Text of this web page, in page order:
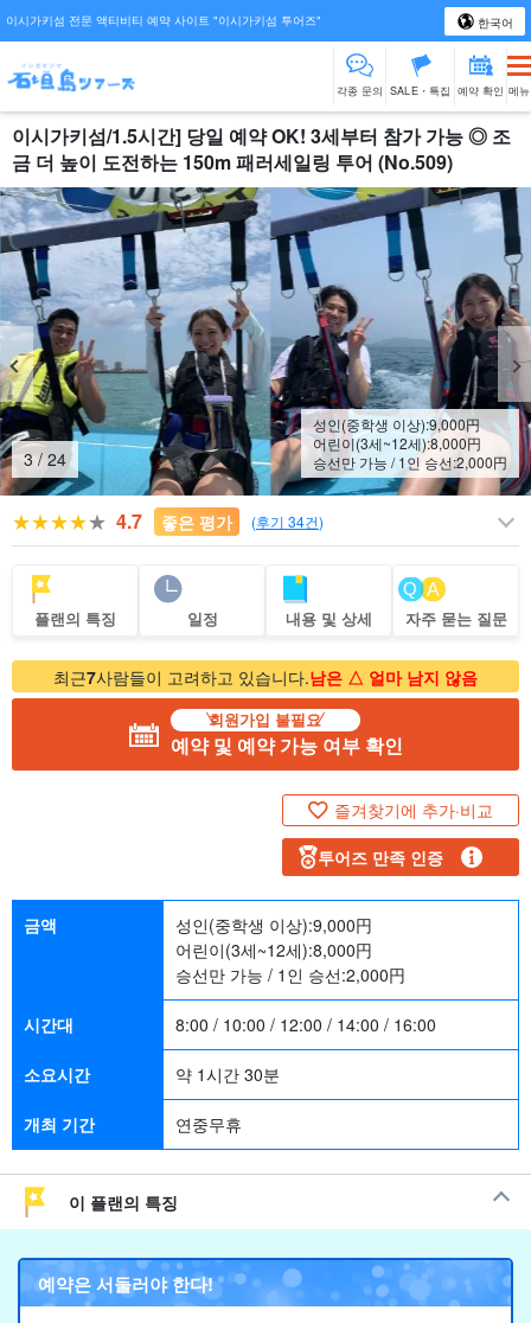
이시가키섬 전문 액티비티 예약 사이트 "이시가키섬 투어즈" 한국어
각종 문의 SALE・특집 예약 확인 메뉴
이시가키섬/1.5시간] 당일 예약 OK! 3세부터 참가 가능 ◎ 조
금 더 높이 도전하는 150m 패러세일링 투어 (No.509)
4/ 24
성인(중학생 이상):9,000円
어린이(3세~12세):8,000円
승선만 가능 / 1인 승선:2,000円
4.7 좋은 평가 (후기 34건)
플랜의 특징 일정 내용 및 상세 자주 묻는 질문
최근7사람들이 고려하고 있습니다.남은 △ 얼마 남지 않음
회원가입 불필요
예약 및 예약 가능 여부 확인
즐겨찾기에 추가·비교
투어즈 만족 인증
금액 성인(중학생 이상):9,000円
어린이(3세~12세):8,000円
승선만 가능 / 1인 승선:2,000円
시간대 8:00 / 10:00 / 12:00 / 14:00 / 16:00
소요시간 약 1시간 30분
개최 기간 연중무휴
이 플랜의 특징
예약은 서둘러야 한다!